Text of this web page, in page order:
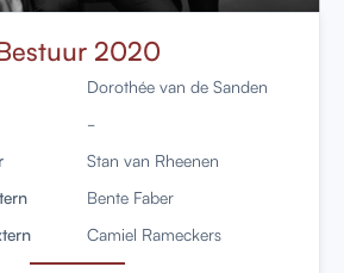
2020
Dorothée van de Sanden
-
Stan van Rheenen
Bente Faber
Camiel Rameckers